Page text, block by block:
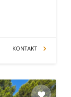
KONTAKT